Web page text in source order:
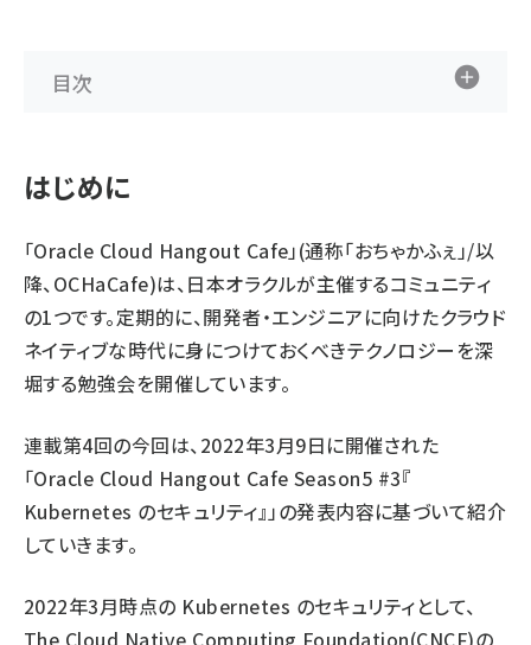
目次
はじめに
「Oracle Cloud Hangout Cafe」(通称「おちゃかふぇ」/以
降、OCHaCafe)は、日本オラクルが主催するコミュニティ
の1つです。定期的に、開発者・エンジニアに向けたクラウド
ネイティブな時代に身につけておくべきテクノロジーを深
堀する勉強会を開催しています。
連載第4回の今回は、2022年3月9日に開催された
「Oracle Cloud Hangout Cafe Season5 #3『
Kubernetes のセキュリティ』」の発表内容に基づいて紹介
していきます。
2022年3月時点の Kubernetes のセキュリティとして、
The Cloud Native Computing Foundation(CNCF)の